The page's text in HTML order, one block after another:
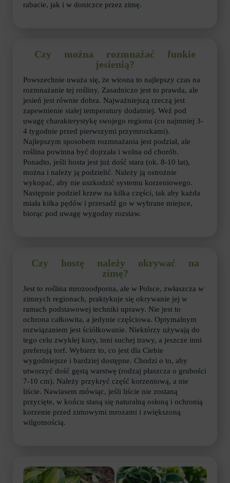
rabacie, jak i w doniczce przez zimę.
Czy można rozmnażać funkie
jesienią?
Powszechnie uważa się, że wiosna to najlepszy czas na
rozmnażanie tej rośliny. Zasadniczo jest to prawda, ale
jesień jest równie dobra. Najważniejszą rzeczą jest
zapewnienie stałej temperatury dodatniej. Weź pod
uwagę charakterystykę swojego regionu (co najmniej 3-
4 tygodnie przed pierwszymi przymrozkami).
Najlepszym sposobem rozmnażania jest podział, ale
roślina powinna być dojrzała i wolna od chorób.
Ponadto, jeśli hosta jest już dość stara (ok. 8-10 lat),
można i należy ją podzielić. Należy ją ostrożnie
wykopać, aby nie uszkodzić systemu korzeniowego.
Następnie podziel krzew na kilka części, tak aby każda
miała kilka pędów i przesadź go w wybrane miejsce,
biorąc pod uwagę wygodny rozstaw.
Czy hostę należy okrywać na
zimę?
Jest to roślina mrozoodporna, ale w Polsce, zwłaszcza w
zimnych regionach, praktykuje się okrywanie jej w
ramach podstawowej techniki uprawy. Nie jest to
ochrona całkowita, a jedynie częściowa. Optymalnym
rozwiązaniem jest ściółkowanie. Niektórzy używają do
tego celu zwykłej kory, inni suchej trawy, a jeszcze inni
preferują torf. Wybierz to, co jest dla Ciebie
wygodniejsze i bardziej dostępne. Chodzi o to, aby
utworzyć dość gęstą warstwę (rodzaj płaszcza o grubości
7-10 cm). Należy przykryć część korzeniową, a nie
liście. Nawiasem mówiąc, jeśli liście nie zostaną
przycięte, w końcu staną się naturalną osłoną i ochronią
korzenie przed zimowymi mrozami i zwiększoną
wilgotnością.